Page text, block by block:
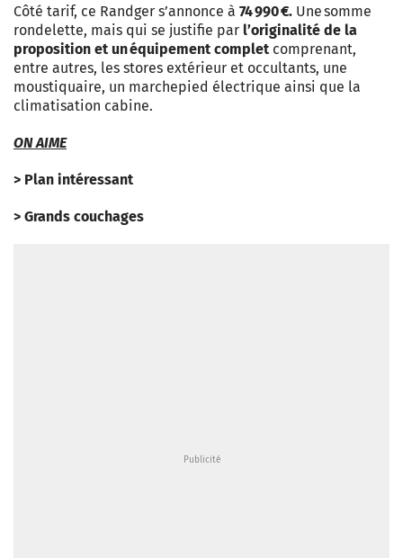
Côté tarif, ce Randger s’annonce à 74 990 €. Une somme
rondelette, mais qui se justifie par l’originalité de la
proposition et un équipement complet comprenant,
entre autres, les stores extérieur et occultants, une
moustiquaire, un marchepied électrique ainsi que la
climatisation cabine.
ON AIME
> Plan intéressant
> Grands couchages